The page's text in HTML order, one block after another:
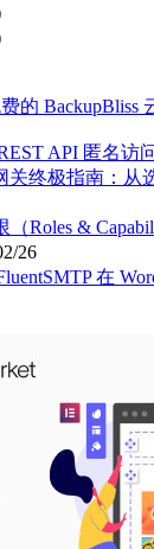
的 BackupBliss
API 匿名访
关终极指南：
（Roles &
26
在